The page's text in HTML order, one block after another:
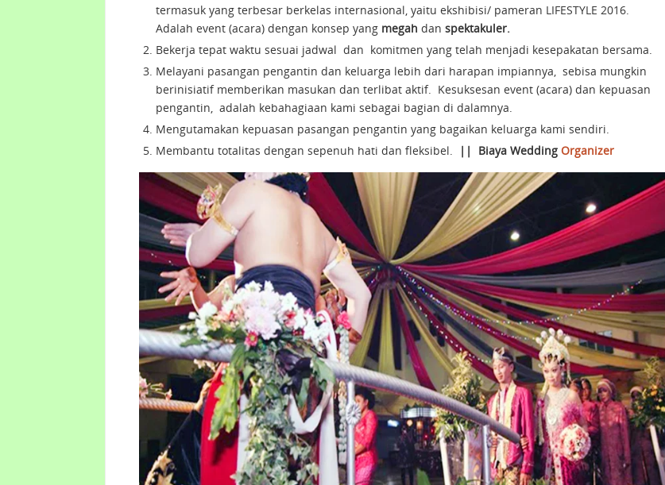
termasuk yang terbesar berkelas internasional, yaitu ekshibisi/ pameran LIFESTYLE 2016.
Adalah event (acara) dengan konsep yang megah dan spektakuler.
Bekerja tepat waktu sesuai jadwal dan komitmen yang telah menjadi kesepakatan bersama.
Melayani pasangan pengantin dan keluarga lebih dari harapan impiannya, sebisa mungkin
berinisiatif memberikan masukan dan terlibat aktif. Kesuksesan event (acara) dan kepuasan
pengantin, adalah kebahagiaan kami sebagai bagian di dalamnya.
Mengutamakan kepuasan pasangan pengantin yang bagaikan keluarga kami sendiri.
Membantu totalitas dengan sepenuh hati dan fleksibel.
|| Biaya Wedding Organizer